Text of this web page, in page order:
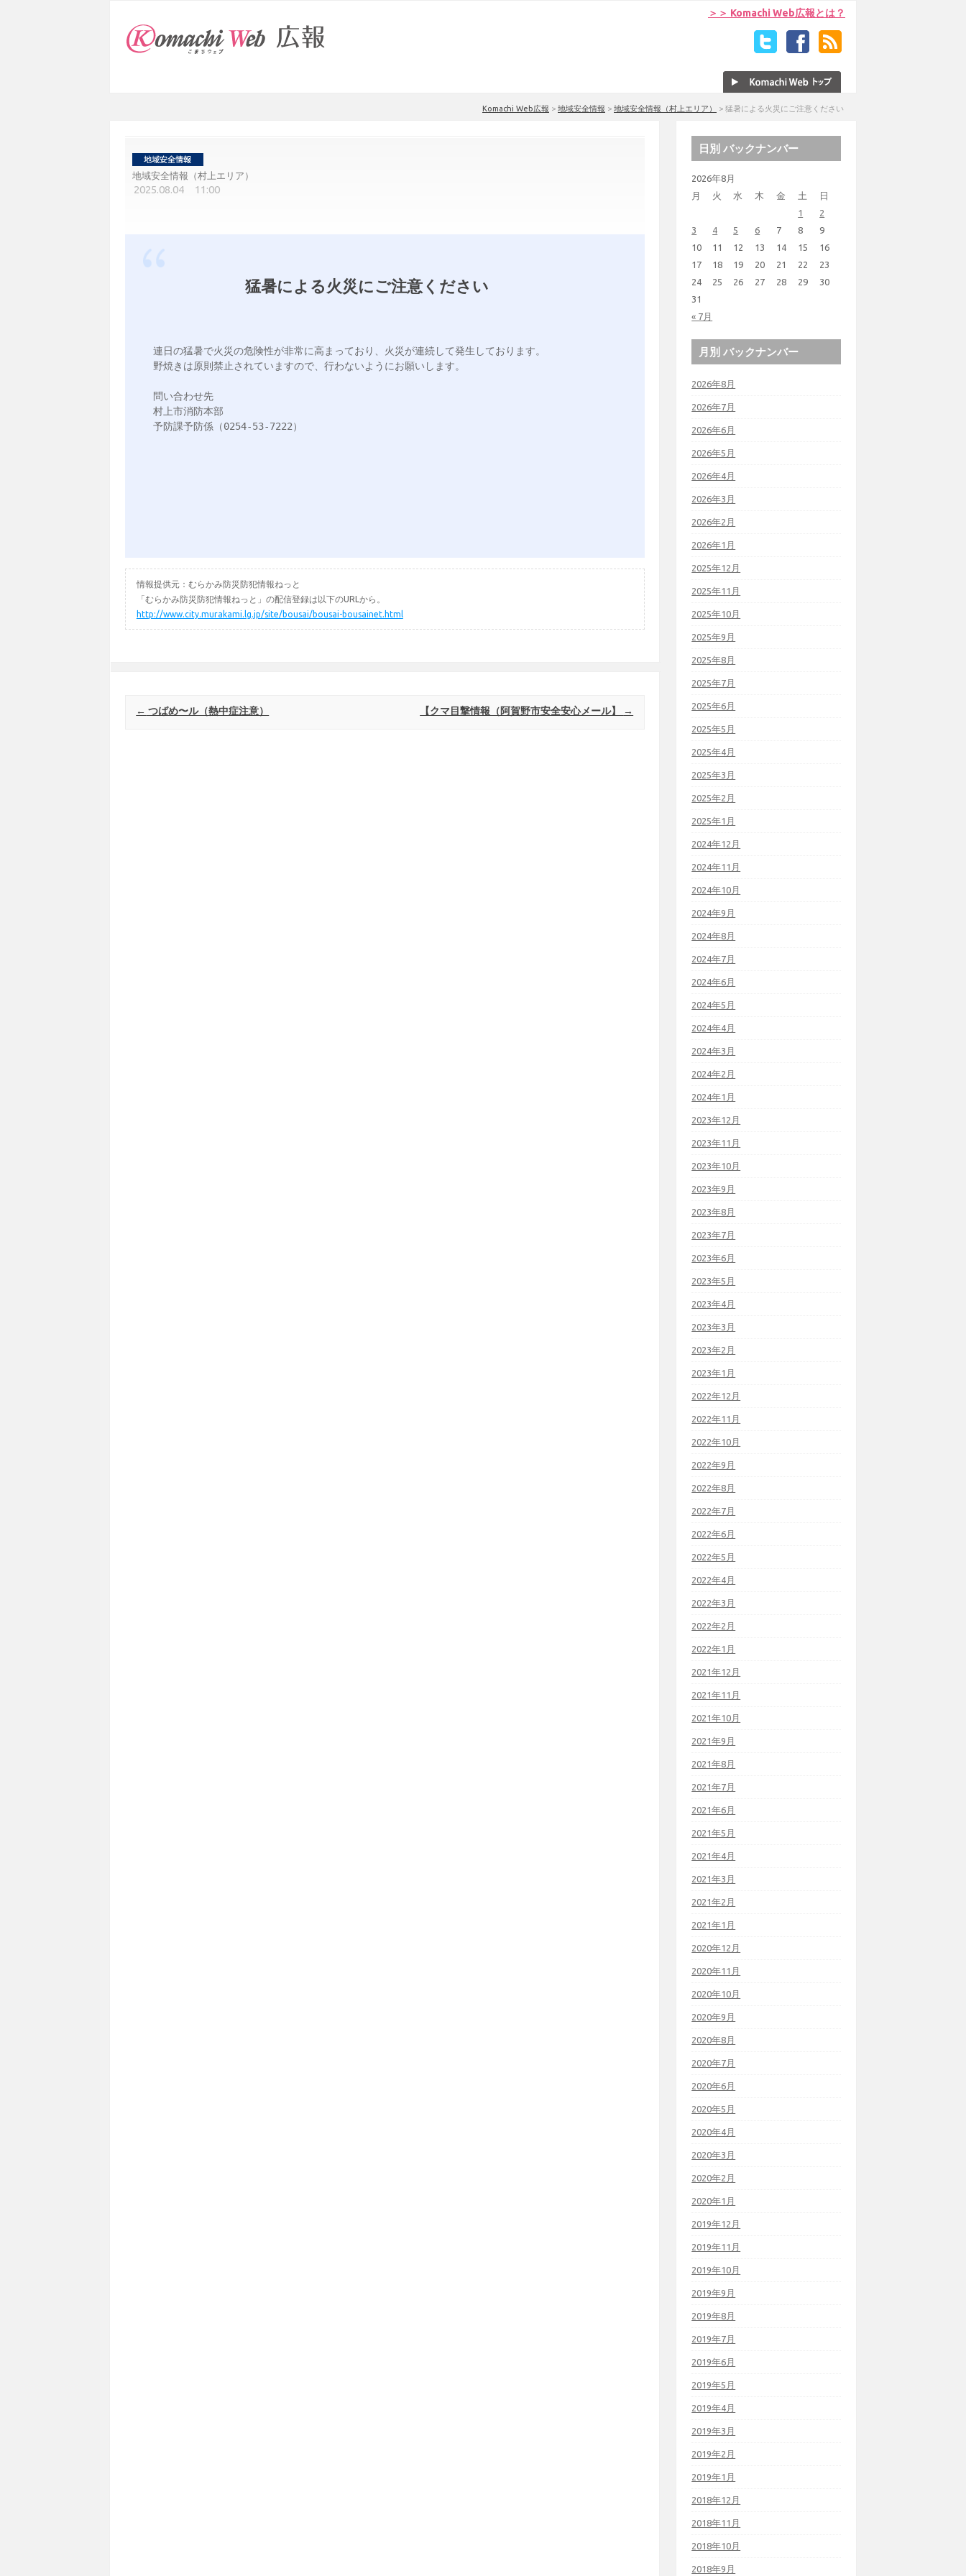
＞＞ Komachi Web広報とは？
Komachi Web広報 > 地域安全情報 > 地域安全情報（村上エリア） > 猛暑による火災にご注意ください
地域安全情報（村上エリア）
2025.08.04 11:00
猛暑による火災にご注意ください
連日の猛暑で火災の危険性が非常に高まっており、火災が連続して発生しております。
野焼きは原則禁止されていますので、行わないようにお願いします。
問い合わせ先
村上市消防本部
予防課予防係（0254-53-7222）
情報提供元：むらかみ防災防犯情報ねっと
「むらかみ防災防犯情報ねっと」の配信登録は以下のURLから。
http://www.city.murakami.lg.jp/site/bousai/bousai-bousainet.html
Post navigation
← つばめ〜ル（熱中症注意） 【クマ目撃情報（阿賀野市安全安心メール】 →
日別 バックナンバー
2026年8月
月
火 水 木 金 土 日
« 7月
1
2
3
4 5 6 7 8
9
10
11 12 13 14 15
16
17
18 19 20 21 22
23
24
25 26 27 28 29
30
31
月別 バックナンバー
2026年8月
2026年7月
2026年6月
2026年5月
2026年4月
2026年3月
2026年2月
2026年1月
2025年12月
2025年11月
2025年10月
2025年9月
2025年8月
2025年7月
2025年6月
2025年5月
2025年4月
2025年3月
2025年2月
2025年1月
2024年12月
2024年11月
2024年10月
2024年9月
2024年8月
2024年7月
2024年6月
2024年5月
2024年4月
2024年3月
2024年2月
2024年1月
2023年12月
2023年11月
2023年10月
2023年9月
2023年8月
2023年7月
2023年6月
2023年5月
2023年4月
2023年3月
2023年2月
2023年1月
2022年12月
2022年11月
2022年10月
2022年9月
2022年8月
2022年7月
2022年6月
2022年5月
2022年4月
2022年3月
2022年2月
2022年1月
2021年12月
2021年11月
2021年10月
2021年9月
2021年8月
2021年7月
2021年6月
2021年5月
2021年4月
2021年3月
2021年2月
2021年1月
2020年12月
2020年11月
2020年10月
2020年9月
2020年8月
2020年7月
2020年6月
2020年5月
2020年4月
2020年3月
2020年2月
2020年1月
2019年12月
2019年11月
2019年10月
2019年9月
2019年8月
2019年7月
2019年6月
2019年5月
2019年4月
2019年3月
2019年2月
2019年1月
2018年12月
2018年11月
2018年10月
2018年9月